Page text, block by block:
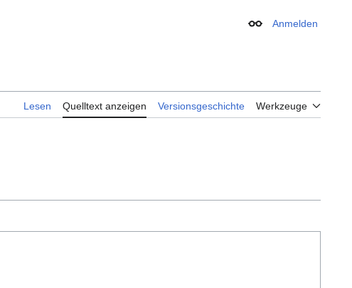
Erscheinungsbild
Anmelden
Lesen Quelltext anzeigen Versionsgeschichte Werkzeuge